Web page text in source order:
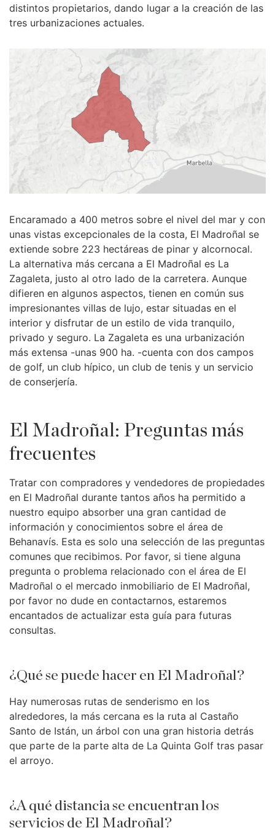
distintos propietarios, dando lugar a la creación de las
tres urbanizaciones actuales.
Encaramado a 400 metros sobre el nivel del mar y con
unas vistas excepcionales de la costa, El Madroñal se
extiende sobre 223 hectáreas de pinar y alcornocal.
La alternativa más cercana a El Madroñal es La
Zagaleta, justo al otro lado de la carretera. Aunque
difieren en algunos aspectos, tienen en común sus
impresionantes villas de lujo, estar situadas en el
interior y disfrutar de un estilo de vida tranquilo,
privado y seguro. La Zagaleta es una urbanización
más extensa -unas 900 ha. -cuenta con dos campos
de golf, un club hípico, un club de tenis y un servicio
de conserjería.
El Madroñal: Preguntas más
frecuentes
Tratar con compradores y vendedores de propiedades
en El Madroñal durante tantos años ha permitido a
nuestro equipo absorber una gran cantidad de
información y conocimientos sobre el área de
Behanavís. Esta es solo una selección de las preguntas
comunes que recibimos. Por favor, si tiene alguna
pregunta o problema relacionado con el área de El
Madroñal o el mercado inmobiliario de El Madroñal,
por favor no dude en contactarnos, estaremos
encantados de actualizar esta guía para futuras
consultas.
¿Qué se puede hacer en El Madroñal?
Hay numerosas rutas de senderismo en los
alrededores, la más cercana es la ruta al Castaño
Santo de Istán, un árbol con una gran historia detrás
que parte de la parte alta de La Quinta Golf tras pasar
el arroyo.
¿A qué distancia se encuentran los
servicios de El Madroñal?